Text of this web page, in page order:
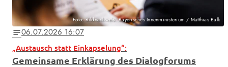
Foto: Bildnachweis: Bayerisches Innenministerium / Matthias Balk
notes06.07.2026 16:07
„Austausch statt Einkapselung“:
Gemeinsame Erklärung des Dialogforums